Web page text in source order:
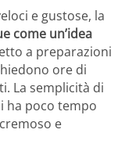
e gustose, la
come un’idea
a preparazioni
ore di
La semplicità di
ha poco tempo
e